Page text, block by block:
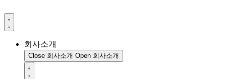
회사소개
Close 회사소개 Open 회사소개